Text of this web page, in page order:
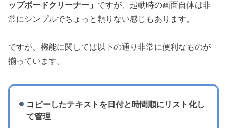
ップボードクリーナー」 ですが、起動時の画面自体は非
常にシンプルでちょっと頼りない感じもあります。
ですが、機能に関しては以下の通り非常に便利なものが
揃っています。
コピーしたテキストを日付と時間順にリスト化し
て管理